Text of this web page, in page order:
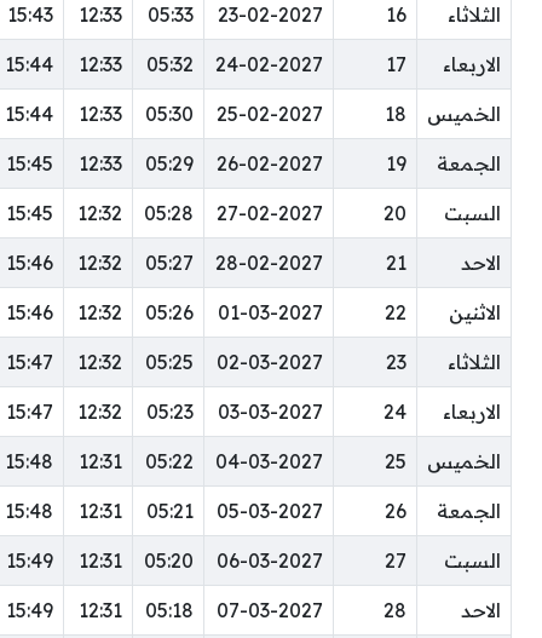
الثلاثاء 16
23-02-2027
05:33
12:33
15:43
الاربعاء 17
24-02-2027
05:32
12:33
15:44
الخميس 18
25-02-2027
05:30
12:33
15:44
الجمعة 19
26-02-2027
05:29
12:33
15:45
السبت 20
27-02-2027
05:28
12:32
15:45
الاحد 21
28-02-2027
05:27
12:32
15:46
الاثنين 22
01-03-2027
05:26
12:32
15:46
الثلاثاء 23
02-03-2027
05:25
12:32
15:47
الاربعاء 24
03-03-2027
05:23
12:32
15:47
الخميس 25
04-03-2027
05:22
12:31
15:48
الجمعة 26
05-03-2027
05:21
12:31
15:48
السبت 27
06-03-2027
05:20
12:31
15:49
الاحد 28
07-03-2027
05:18
12:31
15:49